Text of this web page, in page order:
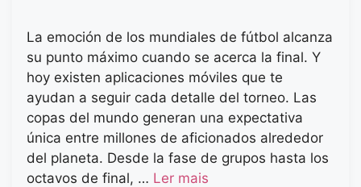
La emoción de los mundiales de fútbol alcanza
su punto máximo cuando se acerca la final. Y
hoy existen aplicaciones móviles que te
ayudan a seguir cada detalle del torneo. Las
copas del mundo generan una expectativa
única entre millones de aficionados alrededor
del planeta. Desde la fase de grupos hasta los
octavos de final, … Ler mais